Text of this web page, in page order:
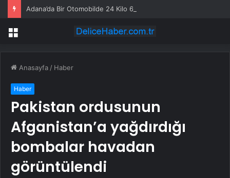
Menü
Anasayfa / Haber
Haber
Pakistan ordusunun
Afganistan’a yağdırdığı
bombalar havadan
görüntülendi